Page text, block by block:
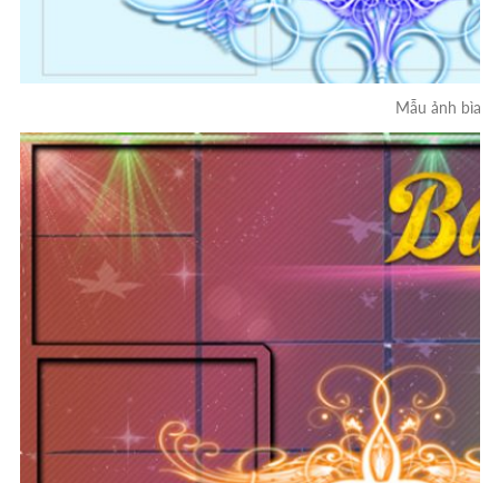
Mẫu ảnh bìa